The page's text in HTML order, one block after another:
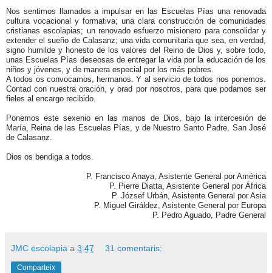
Nos sentimos llamados a impulsar en las Escuelas Pías una renovada
cultura vocacional y formativa; una clara construcción de comunidades
cristianas escolapias; un renovado esfuerzo misionero para consolidar y
extender el sueño de Calasanz; una vida comunitaria que sea, en verdad,
signo humilde y honesto de los valores del Reino de Dios y, sobre todo,
unas Escuelas Pías deseosas de entregar la vida por la educación de los
niños y jóvenes, y de manera especial por los más pobres.
A todos os convocamos, hermanos. Y al servicio de todos nos ponemos.
Contad con nuestra oración, y orad por nosotros, para que podamos ser
fieles al encargo recibido.
Ponemos este sexenio en las manos de Dios, bajo la intercesión de
María, Reina de las Escuelas Pías, y de Nuestro Santo Padre, San José
de Calasanz.
Dios os bendiga a todos.
P. Francisco Anaya, Asistente General por América
P. Pierre Diatta, Asistente General por África
P. József Urbán, Asistente General por Asia
P. Miguel Giráldez, Asistente General por Europa
P. Pedro Aguado, Padre General
JMC escolapia a 3:47 31 comentaris:
Comparteix